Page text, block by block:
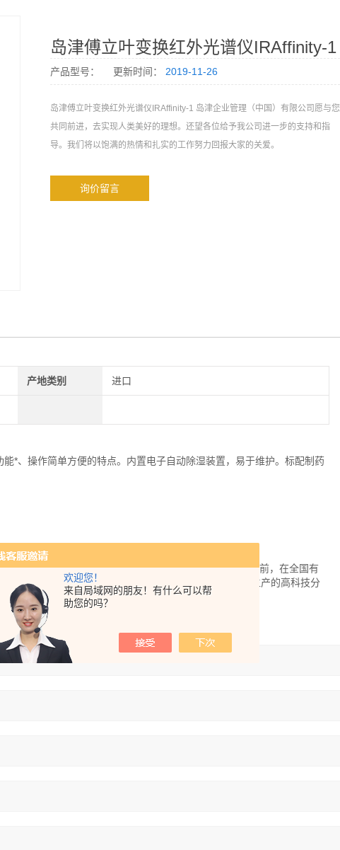
欢迎您！
来自局域网的朋友！有什么可以帮
助您的吗？
岛津傅立叶变换红外光谱仪IRAffinity-1
产品型号： 更新时间： 2019-11-26
岛津傅立叶变换红外光谱仪IRAffinity-1 岛津企业管理（中国）有限公司愿与您
共同前进，去实现人类美好的理想。还望各位给予我公司进一步的支持和指
导。我们将以饱满的热情和扎实的工作努力回报大家的关爱。
询价留言
产地类别 进口
*、操作简单方便的特点。内置电子自动除湿装置，易于维护。标配制药
多年以来的创业理念，成立至今已取得了巨大的发展。目前，在全国有
中国国内的业务，满足顾客对于岛津公司及其附属公司生产的高科技分
，更及时地提供优质的服务。